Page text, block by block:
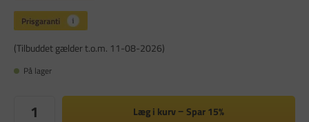
(Tilbuddet gælder t.o.m. 11-08-2026)
På lager
Læg i kurv Spar 15%